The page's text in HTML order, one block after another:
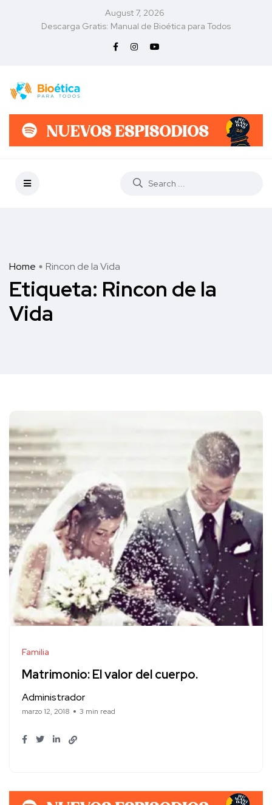
August 7, 2026
Descarga Gratis: Manual de Bioética para Todos
Home Rincon de la Vida
Etiqueta: Rincon de la
Vida
Familia
Matrimonio: El valor del cuerpo.
Administrador
marzo 12, 2018 3 min read